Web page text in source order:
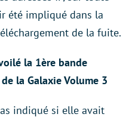
été impliqué dans la
de la fuite.
la 1ère bande
la Galaxie Volume 3
indiqué si elle avait